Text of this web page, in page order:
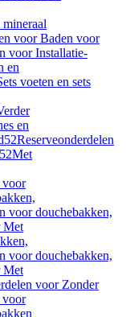
voor Baden voor
voor Installatie-
en
voeten en sets
en
Reserveonderdelen
Met
voor
voor douchebakken,
Met
voor douchebakken,
Met
voor Zonder
voor